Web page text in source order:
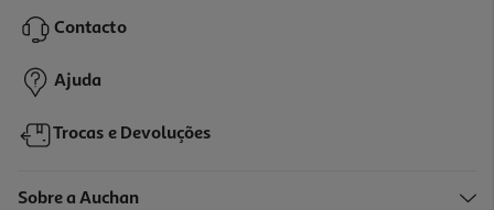
1,35 €
Contacto
Ajuda
Trocas e Devoluções
Sobre a Auchan